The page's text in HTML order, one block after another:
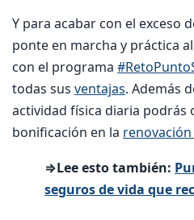
Y para acabar con el exceso
ponte en marcha y práctica
con el programa
todas sus ventajas. Además
actividad física diaria
bonificación en la
⇒Lee esto también:
seguros de vida que